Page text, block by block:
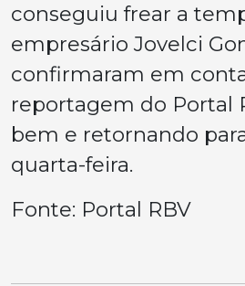
conseguiu frear a
empresário Jovelci
confirmaram em
reportagem do Portal
bem e retornando
quarta-feira.
Fonte: Portal RBV